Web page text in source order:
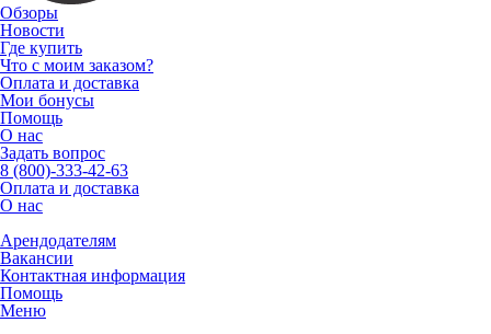
Обзоры
Новости
Где купить
Что с моим заказом?
Оплата и доставка
Мои бонусы
Помощь
О нас
Задать вопрос
8 (800)-333-42-63
Оплата и доставка
О нас
Арендодателям
Вакансии
Контактная информация
Помощь
Меню